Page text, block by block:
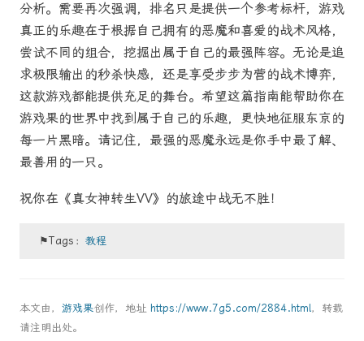
分析。需要再次强调，排名只是提供一个参考标杆，游戏
真正的乐趣在于根据自己拥有的恶魔和喜爱的战术风格，
尝试不同的组合，挖掘出属于自己的最强阵容。无论是追
求极限输出的秒杀快感，还是享受步步为营的战术博弈，
这款游戏都能提供充足的舞台。希望这篇指南能帮助你在
游戏果的世界中找到属于自己的乐趣，更快地征服东京的
每一片黑暗。请记住，最强的恶魔永远是你手中最了解、
最善用的一只。
祝你在《真女神转生VV》的旅途中战无不胜！
⚑Tags：教程
本文由， 游戏果创作，地址 https://www.7g5.com/2884.html，转载
请注明出处。